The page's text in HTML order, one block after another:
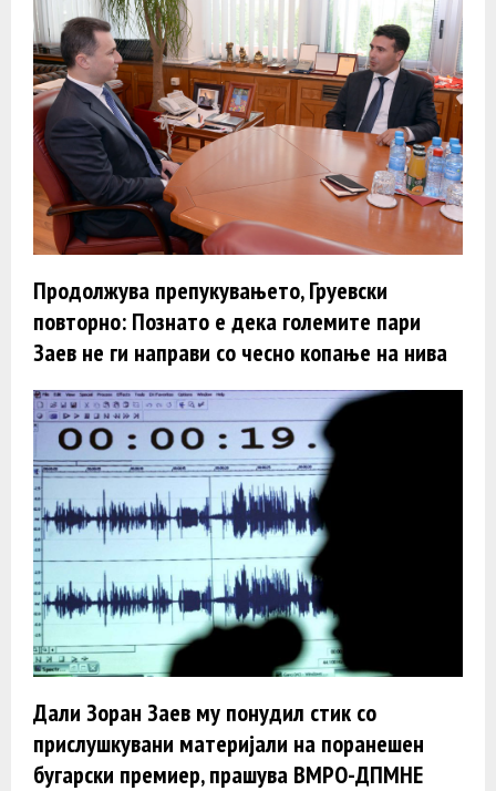
Продолжува препукувањето, Груевски
повторно: Познато е дека големите пари
Заев не ги направи со чесно копање на нива
Дали Зоран Заев му понудил стик со
прислушкувани материјали на поранешен
бугарски премиер, прашува ВМРО-ДПМНЕ